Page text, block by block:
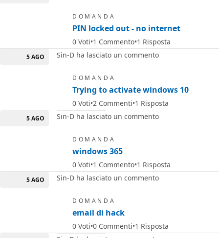
DOMANDA
PIN locked out - no internet
0 Voti 1 Commento 1 Risposta
5 AGO Sin-D ha lasciato un commento
DOMANDA
Trying to activate windows 10
0 Voti 2 Commenti 1 Risposta
5 AGO Sin-D ha lasciato un commento
DOMANDA
windows 365
0 Voti 1 Commento 1 Risposta
5 AGO Sin-D ha lasciato un commento
DOMANDA
email di hack
0 Voti 0 Commenti 1 Risposta